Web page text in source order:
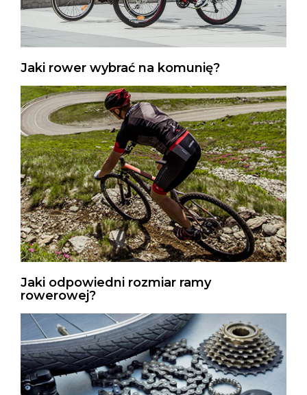
Jaki rower wybrać na komunię?
Jaki odpowiedni rozmiar ramy
rowerowej?